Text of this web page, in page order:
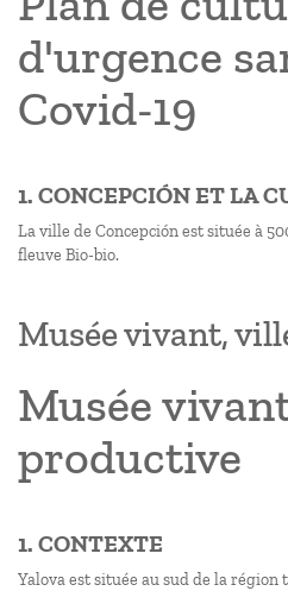
d'urgence
Covid-19
1. CONCEPCIÓN ET LA
La ville de Concepción est située à
fleuve Bio-bio.
Musée vivant,
Musée
productive
1. CONTEXTE
Yalova est située au sud de la région